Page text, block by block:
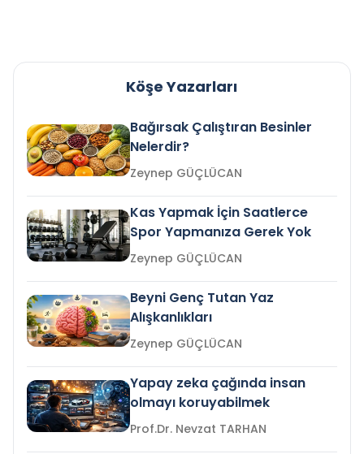
Köşe Yazarları
Bağırsak Çalıştıran Besinler
Nelerdir?
Zeynep GÜÇLÜCAN
Kas Yapmak İçin Saatlerce
Spor Yapmanıza Gerek Yok
Zeynep GÜÇLÜCAN
Beyni Genç Tutan Yaz
Alışkanlıkları
Zeynep GÜÇLÜCAN
Yapay zeka çağında insan
olmayı koruyabilmek
Prof.Dr. Nevzat TARHAN